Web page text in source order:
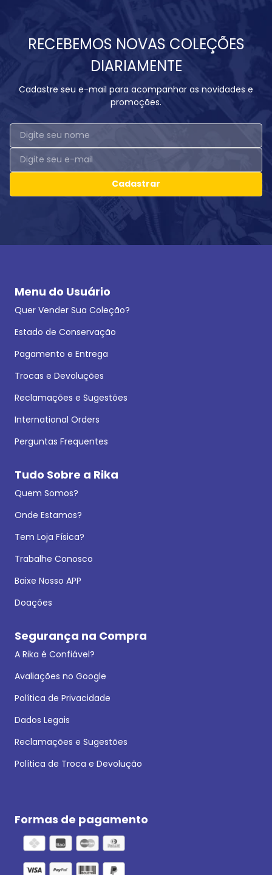
RECEBEMOS NOVAS COLEÇÕES
DIARIAMENTE
Cadastre seu e-mail para acompanhar as novidades e
promoções.
Cadastrar
Menu do Usuário
Quer Vender Sua Coleção?
Estado de Conservação
Pagamento e Entrega
Trocas e Devoluções
Reclamações e Sugestões
International Orders
Perguntas Frequentes
Tudo Sobre a Rika
Quem Somos?
Onde Estamos?
Tem Loja Física?
Trabalhe Conosco
Baixe Nosso APP
Doações
Segurança na Compra
A Rika é Confiável?
Avaliações no Google
Política de Privacidade
Dados Legais
Reclamações e Sugestões
Política de Troca e Devolução
Formas de pagamento